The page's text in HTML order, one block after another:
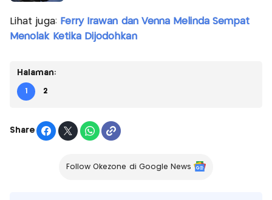
Lihat juga: Ferry Irawan dan Venna Melinda Sempat
Menolak Ketika Dijodohkan
Halaman:
1 2
Share
Follow Okezone di Google News